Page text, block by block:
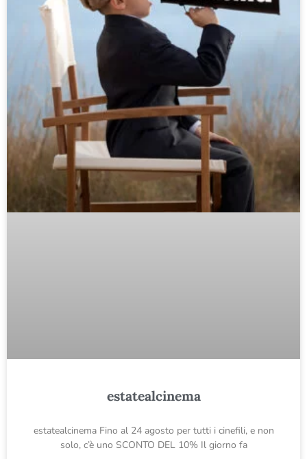
estatealcinema
estatealcinema Fino al 24 agosto per tutti i cinefili, e non
solo, c’è uno SCONTO DEL 10% Il giorno fa